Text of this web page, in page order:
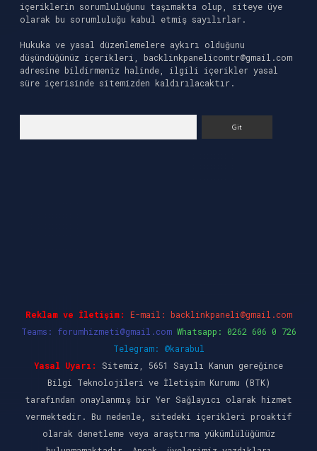
içeriklerin sorumluluğunu taşımakta olup, siteye üye
olarak bu sorumluluğu kabul etmiş sayılırlar.
Hukuka ve yasal düzenlemelere aykırı olduğunu
düşündüğünüz içerikleri, backlinkpanelicomtr@gmail.com
adresine bildirmeniz halinde, ilgili içerikler yasal
süre içerisinde sitemizden kaldırılacaktır.
Reklam ve İletişim: E-mail: backlinkpaneli@gmail.com
Teams: forumhizmeti@gmail.com Whatsapp: 0262 606 0 726
Telegram: @karabul
Yasal Uyarı:
Sitemiz, 5651 Sayılı Kanun gereğince
Bilgi Teknolojileri ve İletişim Kurumu (BTK)
tarafından onaylanmış bir Yer Sağlayıcı olarak hizmet
vermektedir. Bu nedenle, sitedeki içerikleri proaktif
olarak denetleme veya araştırma yükümlülüğümüz